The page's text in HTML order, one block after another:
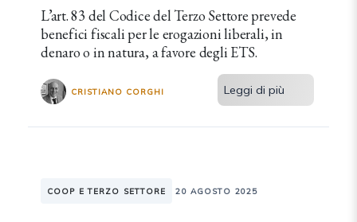
L’art. 83 del Codice del Terzo Settore prevede
benefici fiscali per le erogazioni liberali, in
denaro o in natura, a favore degli ETS.
CRISTIANO CORGHI Leggi di più
COOP E TERZO SETTORE 20 AGOSTO 2025